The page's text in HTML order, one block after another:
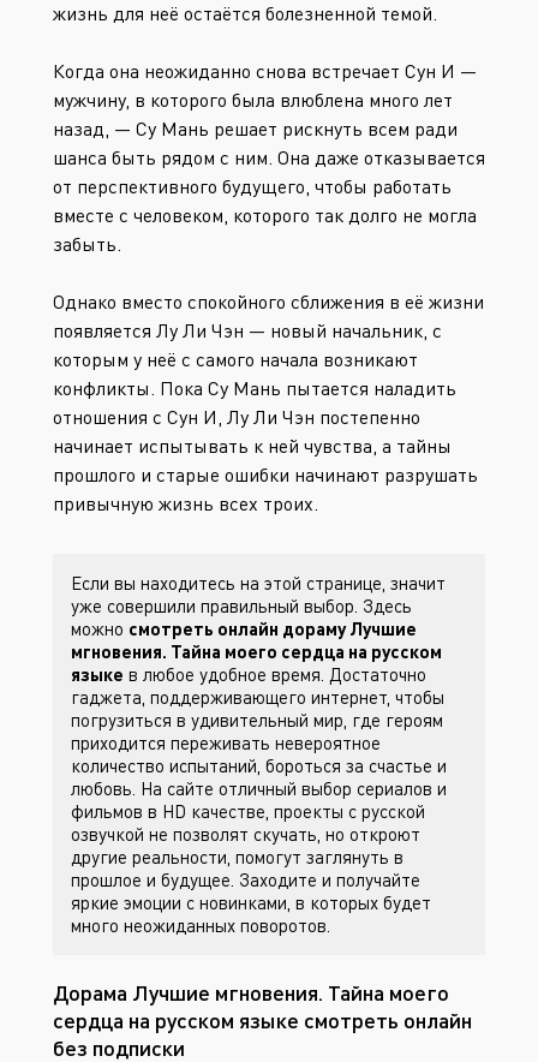
жизнь для неё остаётся болезненной темой.
Когда она неожиданно снова встречает Сун И —
мужчину, в которого была влюблена много лет
назад, — Су Мань решает рискнуть всем ради
шанса быть рядом с ним. Она даже отказывается
от перспективного будущего, чтобы работать
вместе с человеком, которого так долго не могла
забыть.
Однако вместо спокойного сближения в её жизни
появляется Лу Ли Чэн — новый начальник, с
которым у неё с самого начала возникают
конфликты. Пока Су Мань пытается наладить
отношения с Сун И, Лу Ли Чэн постепенно
начинает испытывать к ней чувства, а тайны
прошлого и старые ошибки начинают разрушать
привычную жизнь всех троих.
Если вы находитесь на этой странице, значит
уже совершили правильный выбор. Здесь
можно смотреть онлайн дораму Лучшие
мгновения. Тайна моего сердца на русском
языке в любое удобное время. Достаточно
гаджета, поддерживающего интернет, чтобы
погрузиться в удивительный мир, где героям
приходится переживать невероятное
количество испытаний, бороться за счастье и
любовь. На сайте отличный выбор сериалов и
фильмов в HD качестве, проекты с русской
озвучкой не позволят скучать, но откроют
другие реальности, помогут заглянуть в
прошлое и будущее. Заходите и получайте
яркие эмоции с новинками, в которых будет
много неожиданных поворотов.
Дорама Лучшие мгновения. Тайна моего
сердца на русском языке смотреть онлайн
без подписки